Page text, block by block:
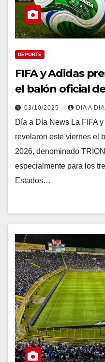
DEPORTE
FIFA y Adidas
el balón oficial
03/10/2025 DIA A
Día a Día News La FIFA
revelaron este viernes el
2026, denominado
especialmente para los
Estados…